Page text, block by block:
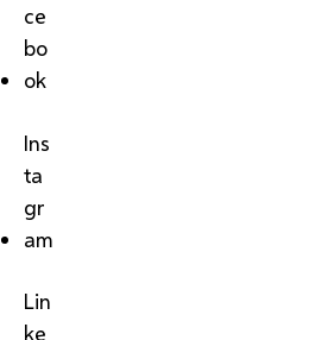
ce
bo
ok
Ins
ta
gr
am
Lin
ke